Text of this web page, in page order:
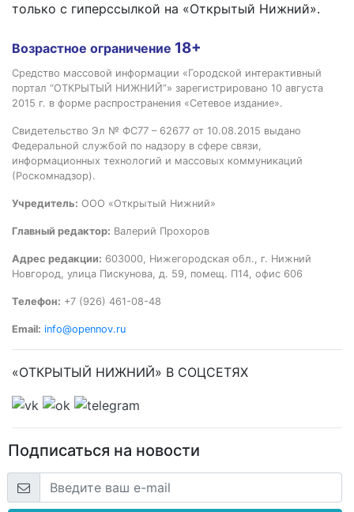
только с гиперссылкой на «Открытый Нижний».
Возрастное ограничение 18+
Средство массовой информации «Городской интерактивный
портал “ОТКРЫТЫЙ НИЖНИЙ”» зарегистрировано 10 августа
2015 г. в форме распространения «Сетевое издание».
Свидетельство Эл № ФС77 – 62677 от 10.08.2015 выдано
Федеральной службой по надзору в сфере связи,
информационных технологий и массовых коммуникаций
(Роскомнадзор).
Учредитель: ООО «Открытый Нижний»
Главный редактор: Валерий Прохоров
Адрес редакции: 603000, Нижегородская обл., г. Нижний
Новгород, улица Пискунова, д. 59, помещ. П14, офис 606
Телефон: +7 (926) 461-08-48
Email: info@opennov.ru
«ОТКРЫТЫЙ НИЖНИЙ» В СОЦСЕТЯХ
Подписаться на новости